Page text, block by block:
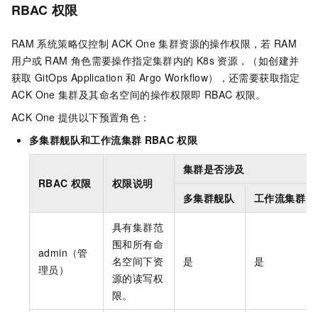
RBAC 权限
RAM 系统策略仅控制 ACK One 集群资源的操作权限，若 RAM
用户或 RAM 角色需要操作指定集群内的 K8s 资源，（如创建并
获取 GitOps Application 和 Argo Workflow），还需要获取指定
ACK One 集群及其命名空间的操作权限即 RBAC 权限。
ACK One 提供以下预置角色：
多集群舰队和工作流集群 RBAC 权限
RBAC 权限 权限说明
集群是否涉及
多集群舰队 工作流集群
admin（管
理员）
具有集群范
围和所有命
名空间下资
源的读写权
限。
是 是